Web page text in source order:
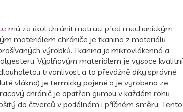
má za úkol chránit matraci před mechanickým
materiálem chrániče je tkanina z materiálu
výrobků. Tkanina je mikrovlákenná a
Výplňovým materiálem je vysoce kvalitní
trvanlivost a to převážně díky správné
vlákno) je termicky pojené a je vyrobeno ze
chránič je opatřen gumou v každém rohu
do čtverců v podélném i příčném směru. Tento